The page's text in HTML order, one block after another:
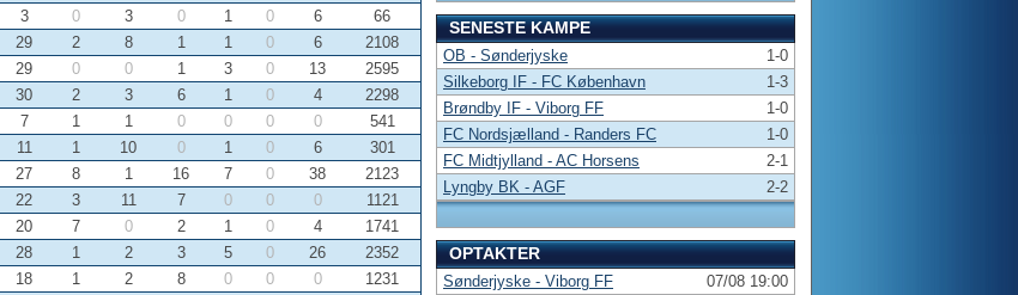
3 0 3 0 1 0 6
66
29 2 8 1 1 0 6
2108
29 0 0 1 3 0 13
2595
30 2 3 6 1 0 4
2298
7 1 1 0 0 0 0
541
11 1 10 0 1 0 6
301
27 8 1 16 7 0 38
2123
22 3 11 7 0 0 0
1121
20 7 0 2 1 0 4
1741
28 1 2 3 5 0 26
2352
18 1 2 8 0 0 0
1231
SENESTE KAMPE
OB - Sønderjyske
1-0
Silkeborg IF - FC København
1-3
Brøndby IF - Viborg FF
1-0
FC Nordsjælland - Randers FC
1-0
FC Midtjylland - AC Horsens
2-1
Lyngby BK - AGF
2-2
OPTAKTER
Sønderjyske - Viborg FF
07/08 19:00